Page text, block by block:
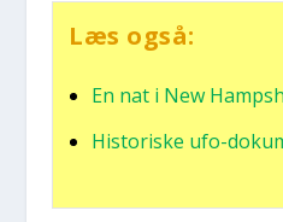
Læs også:
En nat i New
Histo­ri­ske ufo-